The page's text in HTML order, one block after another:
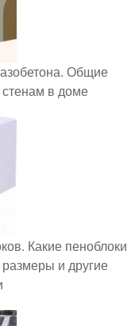
Общие
в доме
Какие пеноблоки
и другие